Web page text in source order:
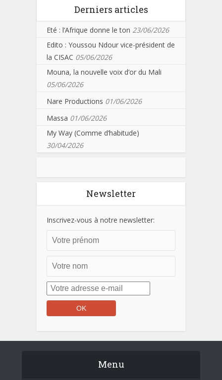
Derniers articles
Eté : l’Afrique donne le ton 23/06/2026
Edito : Youssou Ndour vice-président de
la CISAC 05/06/2026
Mouna, la nouvelle voix d’or du Mali
05/06/2026
Nare Productions 01/06/2026
Massa 01/06/2026
My Way (Comme d’habitude)
30/04/2026
Newsletter
Inscrivez-vous à notre newsletter:
Menu